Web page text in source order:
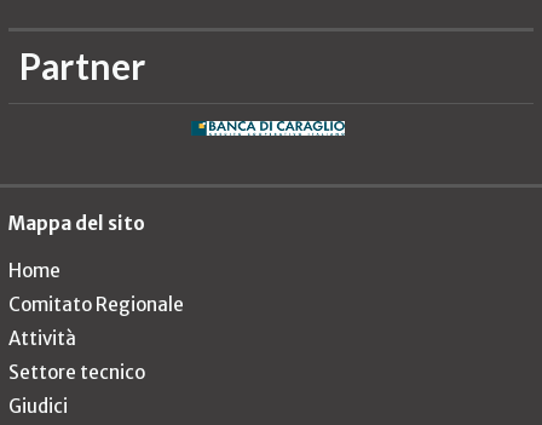
Partner
Mappa del sito
Home
Comitato Regionale
Attività
Settore tecnico
Giudici